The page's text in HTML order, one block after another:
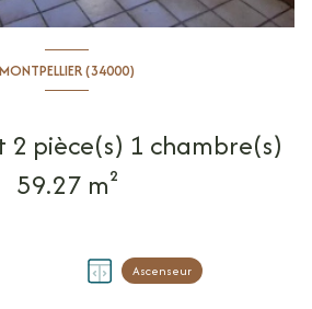
MONTPELLIER (34000)
59.27 m²
Ascenseur